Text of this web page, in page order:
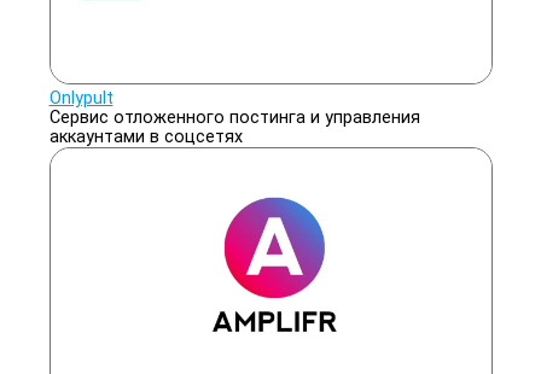
Onlypult
Сервис отложенного постинга и управления
аккаунтами в соцсетях